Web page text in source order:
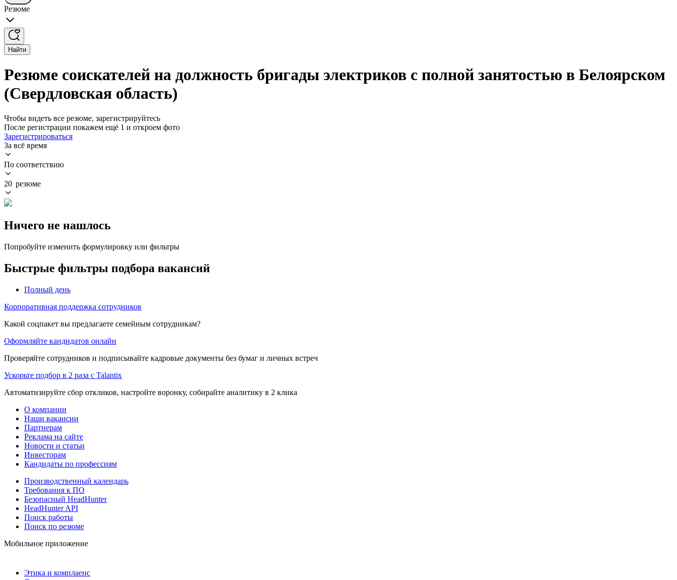
Резюме
Найти
Резюме соискателей на должность бригады электриков с полной занятостью в Белоярском
(Свердловская область)
Чтобы видеть все резюме, зарегистрируйтесь
После регистрации покажем ещё 1 и откроем фото
Зарегистрироваться
За всё время
По соответствию
20 резюме
Ничего не нашлось
Попробуйте изменить формулировку или фильтры
Быстрые фильтры подбора вакансий
Полный день
Корпоративная поддержка сотрудников
Какой соцпакет вы предлагаете семейным сотрудникам?
Оформляйте кандидатов онлайн
Проверяйте сотрудников и подписывайте кадровые документы без бумаг и личных встреч
Ускорьте подбор в 2 раза с Talantix
Автоматизируйте сбор откликов, настройте воронку, собирайте аналитику в 2 клика
О компании
Наши вакансии
Партнерам
Реклама на сайте
Новости и статьи
Инвесторам
Кандидаты по профессиям
Производственный календарь
Требования к ПО
Безопасный HeadHunter
HeadHunter API
Поиск работы
Поиск по резюме
Мобильное приложение
Этика и комплаенс